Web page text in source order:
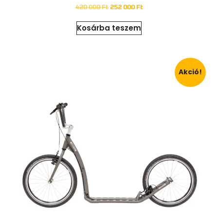
420 000Ft 252 000 Ft
Kosárba teszem
Akció!